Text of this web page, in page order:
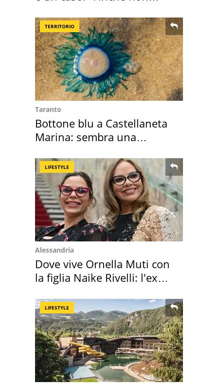
TERRITORIO
Taranto
Bottone blu a Castellaneta
Marina: sembra una
LIFESTYLE
Alessandria
Dove vive Ornella Muti con
la figlia Naike Rivelli: l'ex
LIFESTYLE